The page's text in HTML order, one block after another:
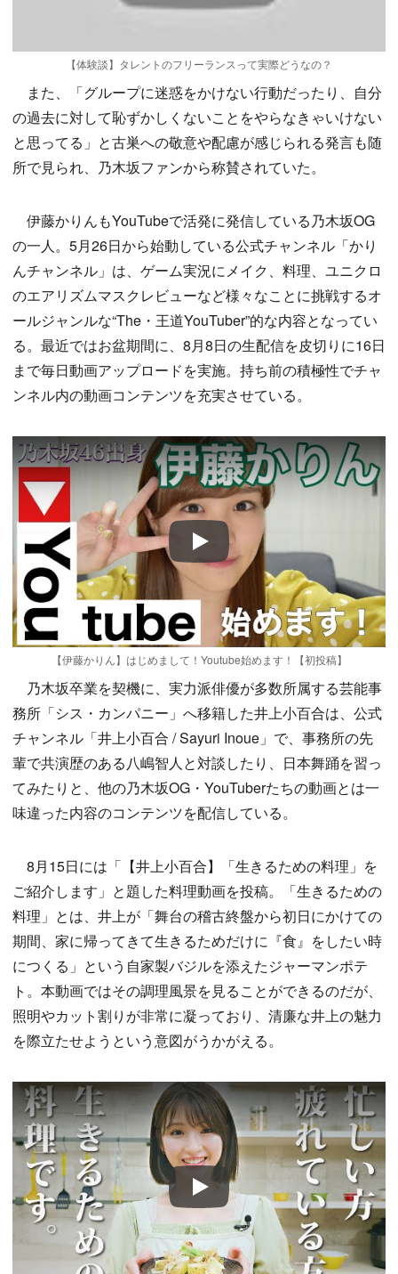
【体験談】タレントのフリーランスって実際どうなの？
また、「グループに迷惑をかけない行動だったり、自分
の過去に対して恥ずかしくないことをやらなきゃいけない
と思ってる」と古巣への敬意や配慮が感じられる発言も随
所で見られ、乃木坂ファンから称賛されていた。
伊藤かりんもYouTubeで活発に発信している乃木坂OG
の一人。5月26日から始動している公式チャンネル「かり
んチャンネル」は、ゲーム実況にメイク、料理、ユニクロ
のエアリズムマスクレビューなど様々なことに挑戦するオ
ールジャンルな“The・王道YouTuber”的な内容となってい
る。最近ではお盆期間に、8月8日の生配信を皮切りに16日
まで毎日動画アップロードを実施。持ち前の積極性でチャ
ンネル内の動画コンテンツを充実させている。
Play
【伊藤かりん】はじめまして！Youtube始めます！【初投稿】
乃木坂卒業を契機に、実力派俳優が多数所属する芸能事
務所「シス・カンパニー」へ移籍した井上小百合は、公式
チャンネル「井上小百合 / Sayuri Inoue」で、事務所の先
輩で共演歴のある八嶋智人と対談したり、日本舞踊を習っ
てみたりと、他の乃木坂OG・YouTuberたちの動画とは一
味違った内容のコンテンツを配信している。
8月15日には「【井上小百合】「生きるための料理」を
ご紹介します」と題した料理動画を投稿。「生きるための
料理」とは、井上が「舞台の稽古終盤から初日にかけての
期間、家に帰ってきて生きるためだけに『食』をしたい時
につくる」という自家製バジルを添えたジャーマンポテ
ト。本動画ではその調理風景を見ることができるのだが、
照明やカット割りが非常に凝っており、清廉な井上の魅力
を際立たせようという意図がうかがえる。
Play